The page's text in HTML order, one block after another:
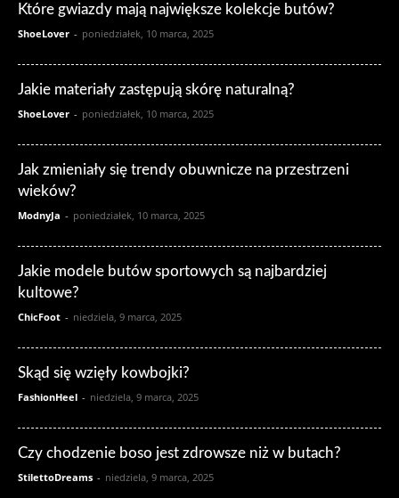
Które gwiazdy mają największe kolekcje butów?
ShoeLover - poniedziałek, 10 marca, 2025
Jakie materiały zastępują skórę naturalną?
ShoeLover - poniedziałek, 10 marca, 2025
Jak zmieniały się trendy obuwnicze na przestrzeni
wieków?
ModnyJa - poniedziałek, 10 marca, 2025
Jakie modele butów sportowych są najbardziej
kultowe?
ChicFoot - niedziela, 9 marca, 2025
Skąd się wzięły kowbojki?
FashionHeel - niedziela, 9 marca, 2025
Czy chodzenie boso jest zdrowsze niż w butach?
StilettoDreams - niedziela, 9 marca, 2025